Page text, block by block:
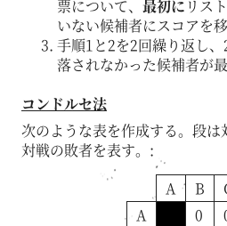
票について、 最初に リス
いない候補者にスコアを移
手順1と2を2回繰り返し
落されなかった候補者が
コンドルセ法
次のような表を作成する。段
対戦の敗者を表す。:
A
B
A
0